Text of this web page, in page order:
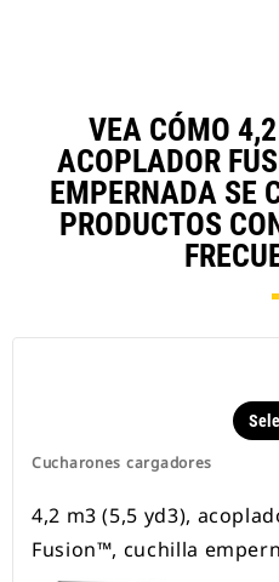
VEA CÓMO
ACOPLADOR
EMPERNADA SE
PRODUCTOS
Cucharones cargadores
4,2 m3 (5,5 yd3),
Fusion™, cuchilla